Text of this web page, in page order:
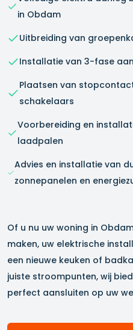
in Obdam
Uitbreiding van
Installatie van 3-fase
Plaatsen van
schakelaars
Voorbereiding en
laadpalen
Advies en installatie van
zonnepanelen en
Of u nu uw woning in
maken, uw elektrische
een nieuwe keuken of
juiste stroompunten, wij
perfect aansluiten op uw